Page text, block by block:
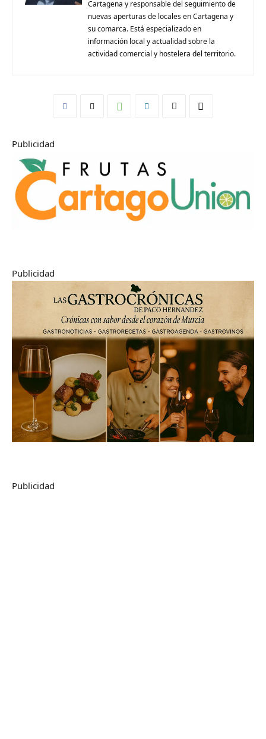
Cartagena y responsable del seguimiento de
nuevas aperturas de locales en Cartagena y
su comarca. Está especializado en
información local y actualidad sobre la
actividad comercial y hostelera del territorio.
Publicidad
Publicidad
Publicidad